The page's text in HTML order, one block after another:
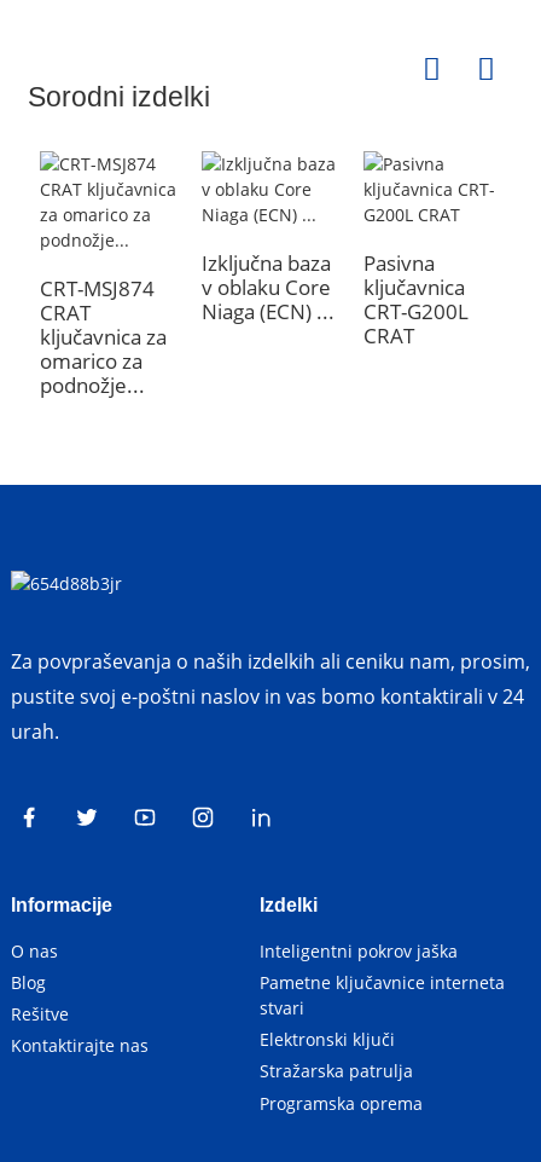
Sorodni izdelki
CRT-MSJ874
CRAT
ključavnica za
omarico za
podnožje...
Izključna baza
v oblaku Core
Niaga (ECN) ...
Pasivna
ključavnica
CRT-G200L
CRAT
Za povpraševanja o naših izdelkih ali ceniku nam, prosim,
pustite svoj e-poštni naslov in vas bomo kontaktirali v 24
urah.
Informacije
O nas
Blog
Rešitve
Kontaktirajte nas
Izdelki
Inteligentni pokrov jaška
Pametne ključavnice interneta
stvari
Elektronski ključi
Stražarska patrulja
Programska oprema